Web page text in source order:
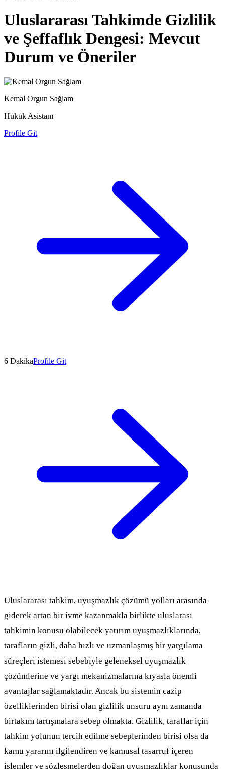
Uluslararası Tahkimde Gizlilik
ve Şeffaflık Dengesi: Mevcut
Durum ve Öneriler
Kemal Orgun Sağlam
Hukuk Asistanı
Profile Git
6 DakikaProfile Git
Uluslararası tahkim, uyuşmazlık çözümü yolları arasında
giderek artan bir ivme kazanmakla birlikte uluslarası
tahkimin konusu olabilecek yatırım uyuşmazlıklarında,
tarafların gizli, daha hızlı ve uzmanlaşmış bir yargılama
süreçleri istemesi sebebiyle geleneksel uyuşmazlık
çözümlerine ve yargı mekanizmalarına kıyasla önemli
avantajlar sağlamaktadır. Ancak bu sistemin cazip
özelliklerinden birisi olan gizlilik unsuru aynı zamanda
birtakım tartışmalara sebep olmakta. Gizlilik, taraflar için
tahkim yolunun tercih edilme sebeplerinden birisi olsa da
kamu yararını ilgilendiren ve kamusal tasarruf içeren
işlemler ve sözleşmelerden doğan uyuşmazlıklar konusunda